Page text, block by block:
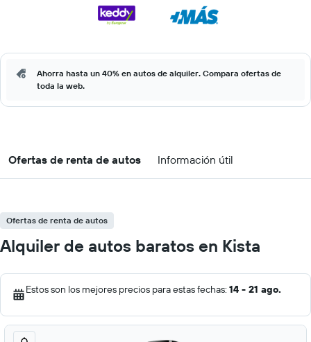
Ahorra hasta un 40% en autos de alquiler. Compara ofertas de
toda la web.
Ofertas de renta de autos Información útil
Ofertas de renta de autos
Alquiler de autos baratos en Kista
Estos son los mejores precios para estas fechas: 14 - 21 ago.